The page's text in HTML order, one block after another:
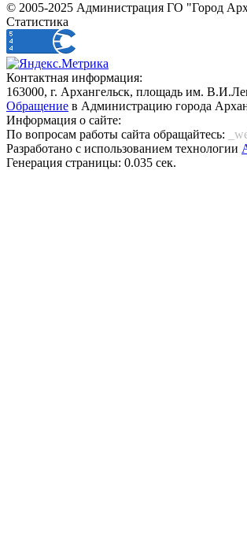
© 2005-2025 Администрация ГО "Город
Статистика
Контактная информация:
163000, г. Архангельск, площадь им.
Обращение в Администрацию города
Информация о сайте:
По вопросам работы сайта обращайтесь:
Разработано с использованием технологии
Генерация страницы: 0.035 сек.